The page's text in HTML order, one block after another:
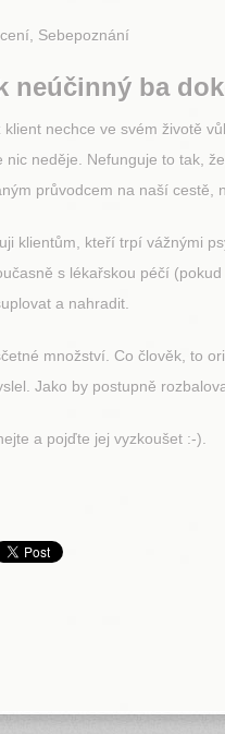
Sebepoznání
neúčinný ba
klient nechce ve svém životě
nic neděje. Nefunguje to tak,
průvodcem na naší cestě,
klientům, kteří trpí vážnými
s lékařskou péčí
a nahradit.
množství. Co člověk, to
Jako by postupně
a pojďte jej vyzkoušet :-).